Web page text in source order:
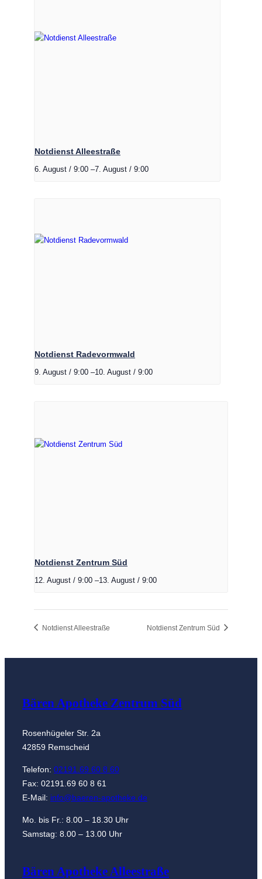
Notdienst Alleestraße
6. August / 9:00 –7. August / 9:00
Notdienst Radevormwald
9. August / 9:00 –10. August / 9:00
Notdienst Zentrum Süd
12. August / 9:00 –13. August / 9:00
Notdienst Alleestraße Notdienst Zentrum Süd
Bären Apotheke Zentrum Süd
Rosenhügeler Str. 2a
42859 Remscheid
Telefon: 02191.69 60 8 60
Fax: 02191.69 60 8 61
E-Mail: info@baeren-apotheke.de
Mo. bis Fr.: 8.00 – 18.30 Uhr
Samstag: 8.00 – 13.00 Uhr
Bären Apotheke Alleestraße